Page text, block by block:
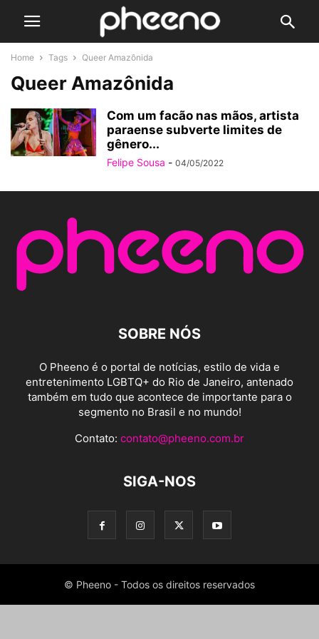
Home Tags Queer Amazônida
Queer Amazônida
Com um facão nas mãos, artista
paraense subverte limites de
gênero...
Felipe Sousa - 04/05/2022
SOBRE NÓS
O Pheeno é o portal de notícias, estilo de vida e
entretenimento LGBTQ+ do Rio de Janeiro, antenado
também em tudo que acontece de importante para o
segmento no Brasil e no mundo!
Contato: contato@pheeno.com.br
SIGA-NOS
© Pheeno - Todos os direitos reservados